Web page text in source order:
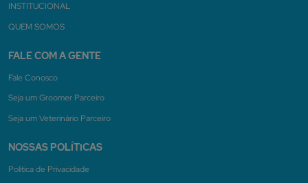
INSTITUCIONAL
QUEM SOMOS
FALE COM A GENTE
Fale Conosco
Seja um Groomer Parceiro
Seja um Veterinário Parceiro
NOSSAS POLÍTICAS
Politica de Privacidade